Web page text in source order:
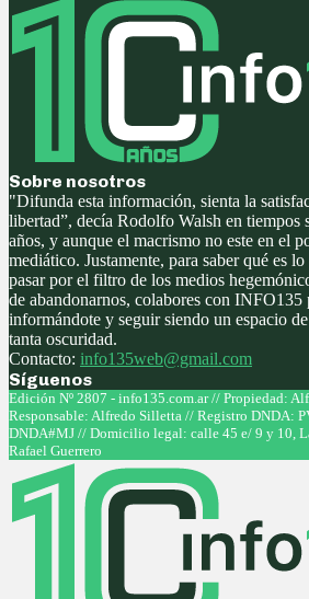
Sobre nosotros
"Difunda esta información, sienta la
libertad”, decía Rodolfo Walsh en tiempos
años, y aunque el macrismo no este en el
mediático. Justamente, para saber qué es
pasar por el filtro de los medios
de abandonarnos, colabores con INFO135
informándote y seguir siendo un espacio
tanta oscuridad.
Contacto: info135web@gmail.com
Síguenos
Facebook
Twitter
Instagram
Youtube
Edición Nº 2807 - info135.com.ar // Propiedad:
Responsable: Alfredo Silletta // Registro DNDA:
DNDA#MJ // Domicilio legal: calle 45 e/ 9 y 10,
Rafael Guerrero